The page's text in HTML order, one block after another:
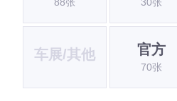
车展/其他 官方
70张